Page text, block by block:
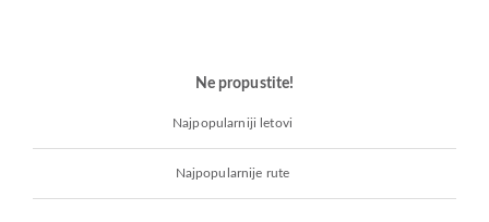
Ne propustite!
Najpopularniji letovi
Najpopularnije rute